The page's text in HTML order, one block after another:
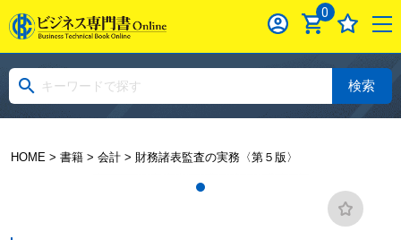
0
検索
HOME> 書籍> 会計> 財務諸表監査の実務〈第５版〉